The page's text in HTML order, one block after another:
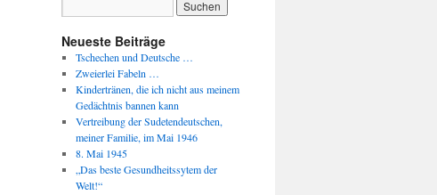
Neueste Beiträge
Tschechen und Deutsche …
Zweierlei Fabeln …
Kindertränen, die ich nicht aus meinem
Gedächtnis bannen kann
Vertreibung der Sudetendeutschen,
meiner Familie, im Mai 1946
8. Mai 1945
„Das beste Gesundheitssytem der
Welt!“